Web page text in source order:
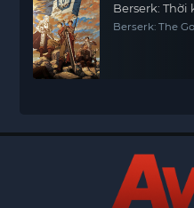
Berserk: Thời
Berserk: The